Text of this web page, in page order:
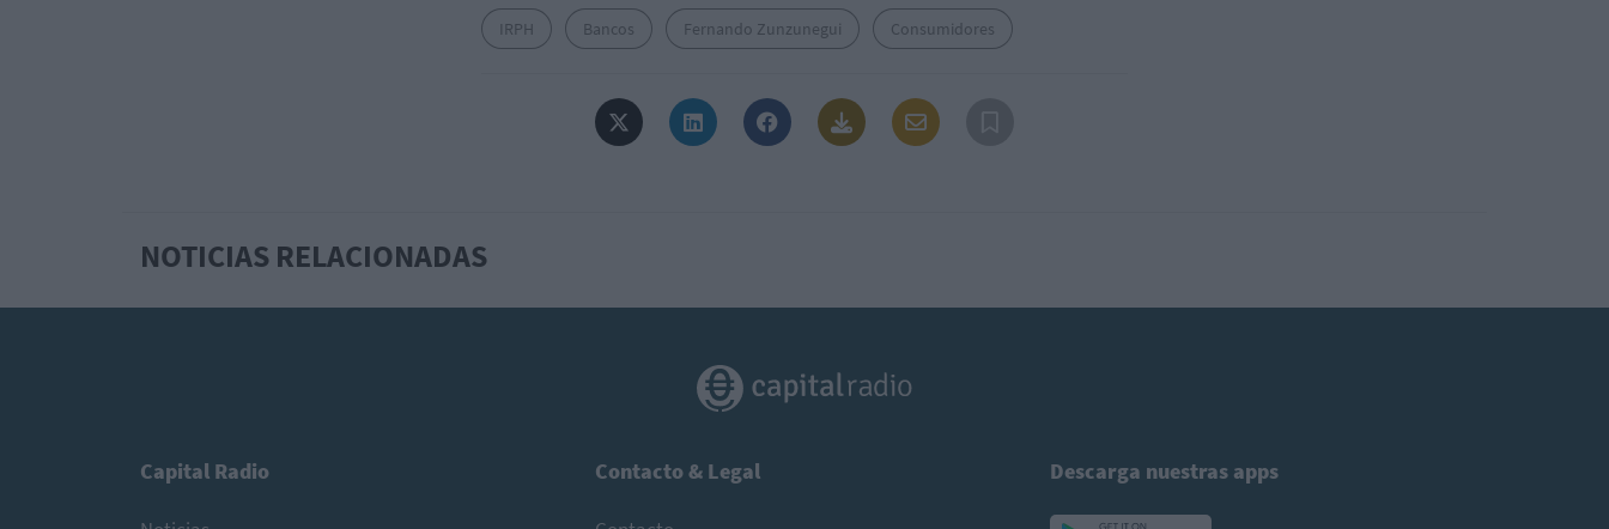
IRPH Bancos Fernando Zunzunegui Consumidores
NOTICIAS RELACIONADAS
Capital Radio Contacto & Legal Descarga nuestras apps